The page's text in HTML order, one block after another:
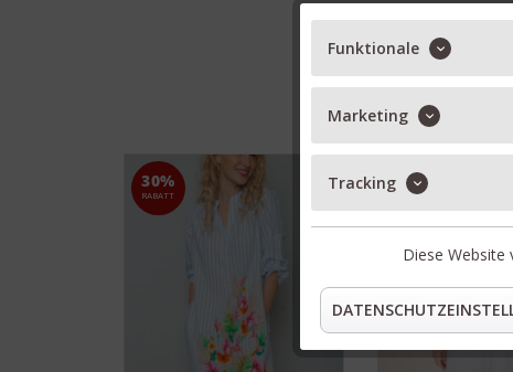
30%
RABATT
30%
RABATT
Funktionale
Marketing
Tracking
Diese Website